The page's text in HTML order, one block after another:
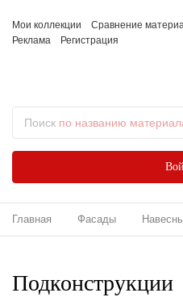
Мои коллекции Сравнение
Реклама
Регистрация
Поиск по названию материала,
Главная Фасады
Подконструкции